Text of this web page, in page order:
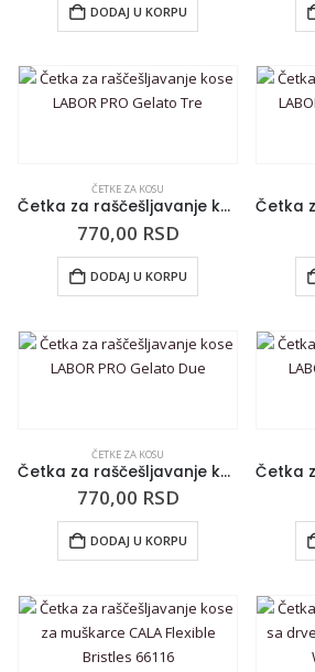
DODAJ U KORPU
ČETKE ZA KOSU
Četka za raščešljavanje kose LABOR PRO Gelato Tre
770,00 RSD
DODAJ U KORPU
ČETKE ZA KOSU
Četka za raščešljavanje kose LABOR PRO Gelato Due
770,00 RSD
DODAJ U KORPU